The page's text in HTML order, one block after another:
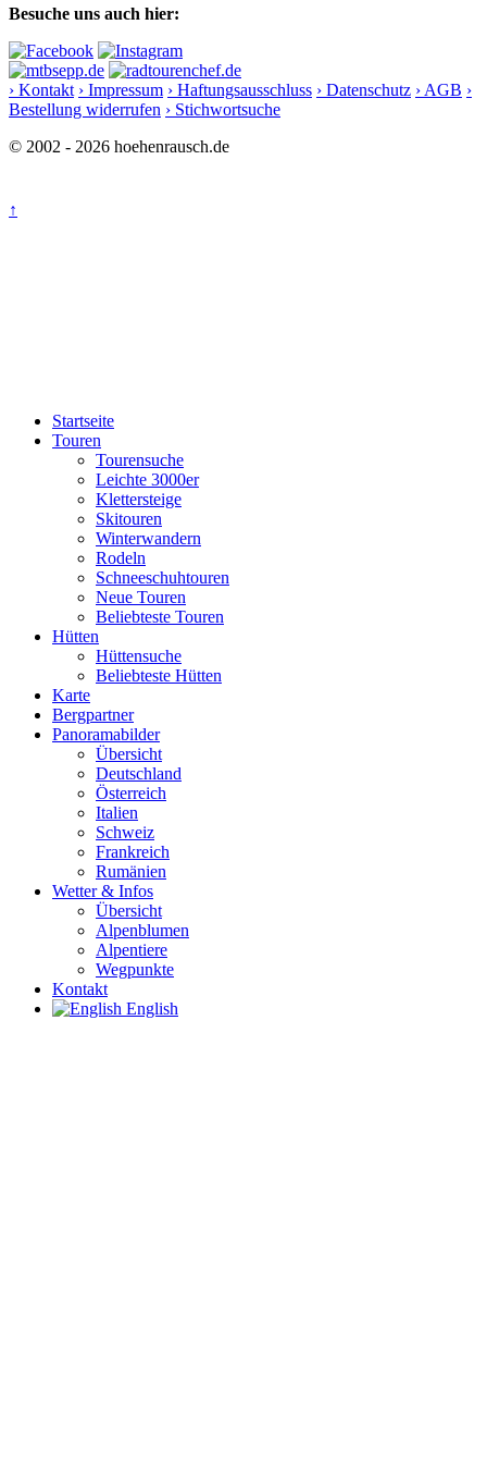
Besuche uns auch hier:
› Kontakt › Impressum › Haftungsausschluss › Datenschutz › AGB ›
Bestellung widerrufen › Stichwortsuche
© 2002 - 2026 hoehenrausch.de
↑
Startseite
Touren
Tourensuche
Leichte 3000er
Klettersteige
Skitouren
Winterwandern
Rodeln
Schneeschuhtouren
Neue Touren
Beliebteste Touren
Hütten
Hüttensuche
Beliebteste Hütten
Karte
Bergpartner
Panoramabilder
Übersicht
Deutschland
Österreich
Italien
Schweiz
Frankreich
Rumänien
Wetter & Infos
Übersicht
Alpenblumen
Alpentiere
Wegpunkte
Kontakt
English